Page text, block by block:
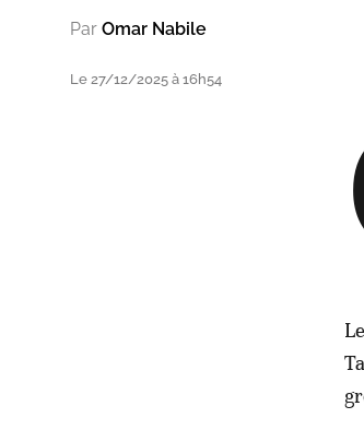
Par Omar Nabile
Le 27/12/2025 à 16h54